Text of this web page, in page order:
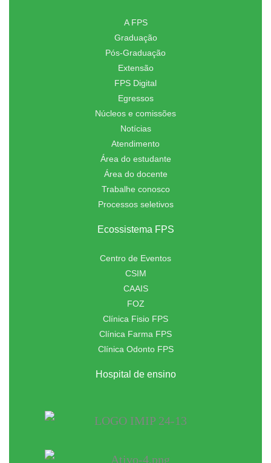
A FPS
Graduação
Pós-Graduação
Extensão
FPS Digital
Egressos
Núcleos e comissões
Notícias
Atendimento
Área do estudante
Área do docente
Trabalhe conosco
Processos seletivos
Ecossistema FPS
Centro de Eventos
CSIM
CAAIS
FOZ
Clínica Fisio FPS
Clínica Farma FPS
Clínica Odonto FPS
Hospital de ensino